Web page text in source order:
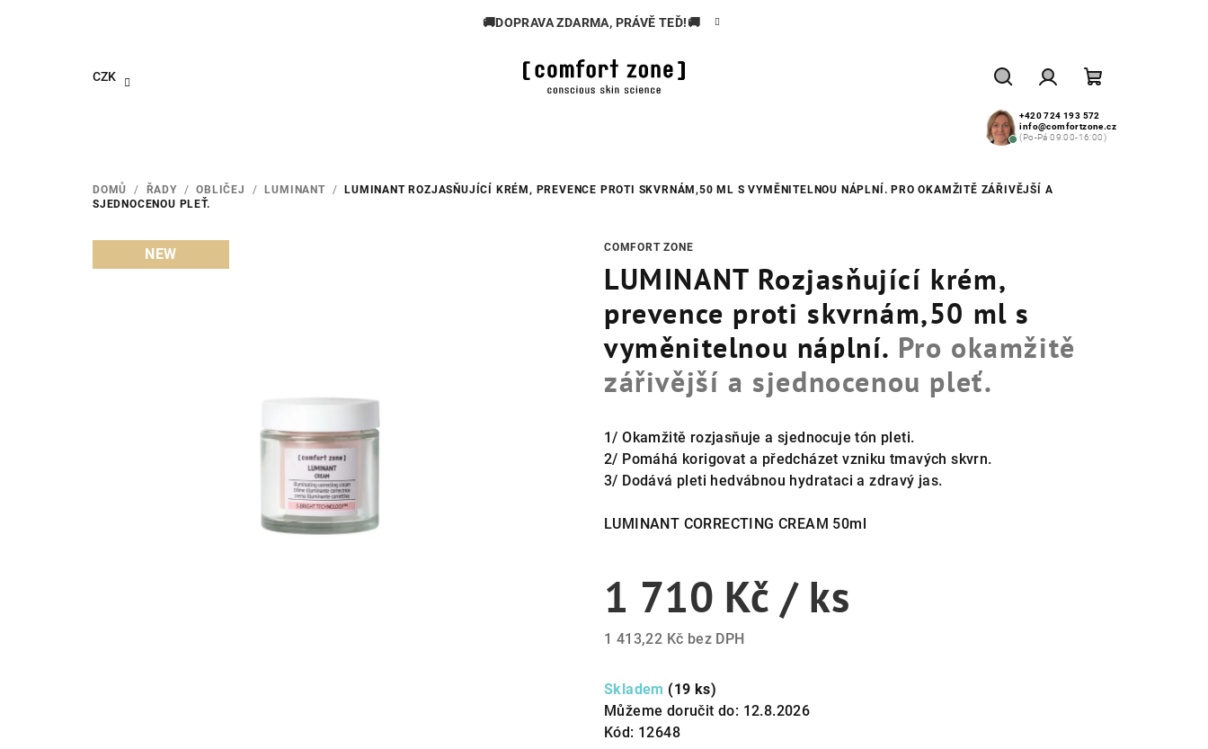
🚚DOPRAVA ZDARMA, PRÁVĚ TEĎ!🚚
CZK
+420 724 193 572
info@comfortzone.cz
(Po-Pá 09:00-16:00)
DOMŮ / ŘADY / OBLIČEJ / LUMINANT / LUMINANT ROZJASŇUJÍCÍ KRÉM, PREVENCE PROTI SKVRNÁM,50 ML S VYMĚNITELNOU NÁPLNÍ. PRO OKAMŽITĚ ZÁŘIVĚJŠÍ A
SJEDNOCENOU PLEŤ.
COMFORT ZONE
LUMINANT Rozjasňující krém,
prevence proti skvrnám,50 ml s
vyměnitelnou náplní. Pro okamžitě
zářivější a sjednocenou pleť.
1/ Okamžitě rozjasňuje a sjednocuje tón pleti.
2/ Pomáhá korigovat a předcházet vzniku tmavých skvrn.
3/ Dodává pleti hedvábnou hydrataci a zdravý jas.
LUMINANT CORRECTING CREAM 50ml
1 710 Kč / ks
1 413,22 Kč bez DPH
cena:
Skladem (19 ks)
Můžeme doručit do: 12.8.2026
Kód: 12648
NEW